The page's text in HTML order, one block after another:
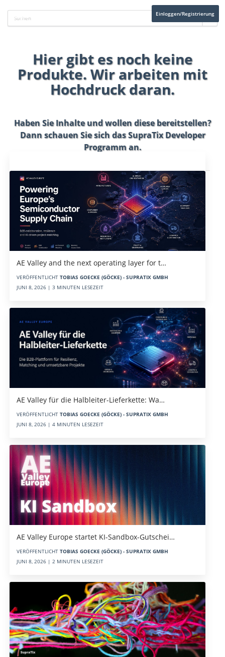
Einloggen/Registrierung
Hier gibt es noch keine
Produkte. Wir arbeiten mit
Hochdruck daran.
Haben Sie Inhalte und wollen diese bereitstellen?
Dann schauen Sie sich dasSupraTix Developer
Programman.
AE Valley and the next operating layer for t…
VERÖFFENTLICHT TOBIAS GOECKE (GÖCKE) - SUPRATIX GMBH
JUNI 8, 2026 | 3 MINUTEN LESEZEIT
AE Valley für die Halbleiter-Lieferkette: Wa…
VERÖFFENTLICHT TOBIAS GOECKE (GÖCKE) - SUPRATIX GMBH
JUNI 8, 2026 | 4 MINUTEN LESEZEIT
AE Valley Europe startet KI-Sandbox-Gutschei…
VERÖFFENTLICHT TOBIAS GOECKE (GÖCKE) - SUPRATIX GMBH
JUNI 8, 2026 | 2 MINUTEN LESEZEIT